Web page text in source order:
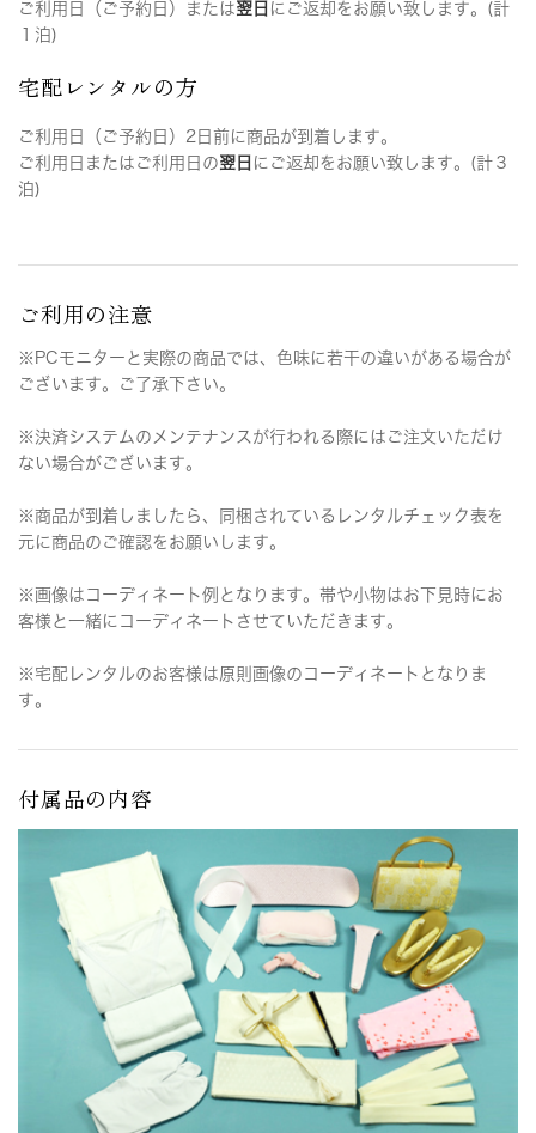
ご利用日（ご予約日）または翌日 にご返却をお願い致します。(計
１泊)
宅配レンタルの方
ご利用日（ご予約日）2日前に商品が到着します。
ご利用日またはご利用日の翌日 にご返却をお願い致します。(計３
泊)
ご利用の注意
※PCモニターと実際の商品では、色味に若干の違いがある場合が
ございます。ご了承下さい。
※決済システムのメンテナンスが行われる際にはご注文いただけ
ない場合がございます。
※商品が到着しましたら、同梱されているレンタルチェック表を
元に商品のご確認をお願いします。
※画像はコーディネート例となります。帯や小物はお下見時にお
客様と一緒にコーディネートさせていただきます。
※宅配レンタルのお客様は原則画像のコーディネートとなりま
す。
付属品の内容